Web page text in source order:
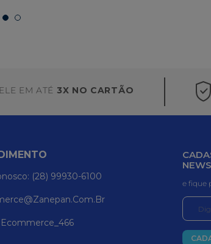
EM ATÉ 3X NO CARTÃO
(28) 99930-6100
e fique